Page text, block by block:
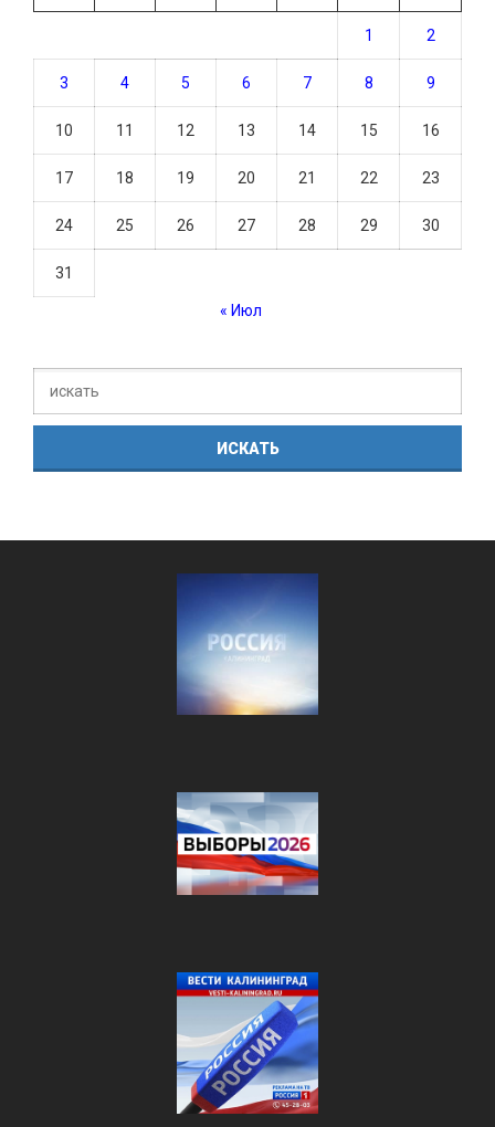
1 2
3 4 5 6 7 8 9
10 11 12 13 14 15 16
17 18 19 20 21 22 23
24 25 26 27 28 29 30
31
« Июл